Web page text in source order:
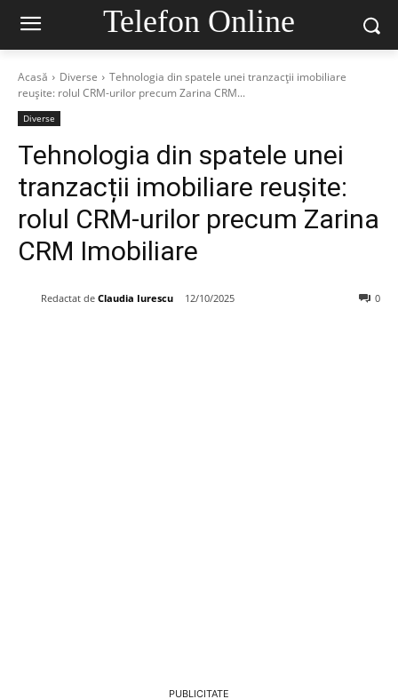
Telefon Online
Acasă Diverse
Tehnologia din spatele unei tranzacții imobiliare
reușite: rolul CRM-urilor precum Zarina CRM...
Diverse
Tehnologia din spatele unei
tranzacții imobiliare reușite:
rolul CRM-urilor precum Zarina
CRM Imobiliare
Redactat de Claudia Iurescu 12/10/2025 0
PUBLICITATE